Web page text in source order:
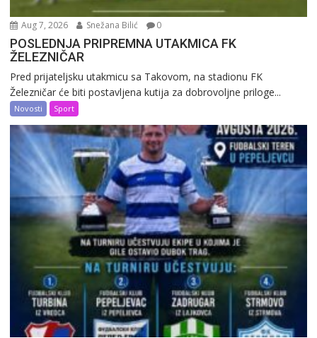
Aug 7, 2026 Snežana Bilić 0
POSLEDNJA PRIPREMNA UTAKMICA FK
ŽELEZNIČAR
Pred prijateljsku utakmicu sa Takovom, na stadionu FK
Železničar će biti postavljena kutija za dobrovoljne priloge...
Novosti Sport